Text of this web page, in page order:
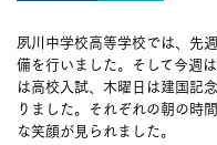
夙川中学校高等学校では、先
備を行いました。そして今週
は高校入試、木曜日は建国記
りました。それぞれの朝の時
な笑顔が見られました。